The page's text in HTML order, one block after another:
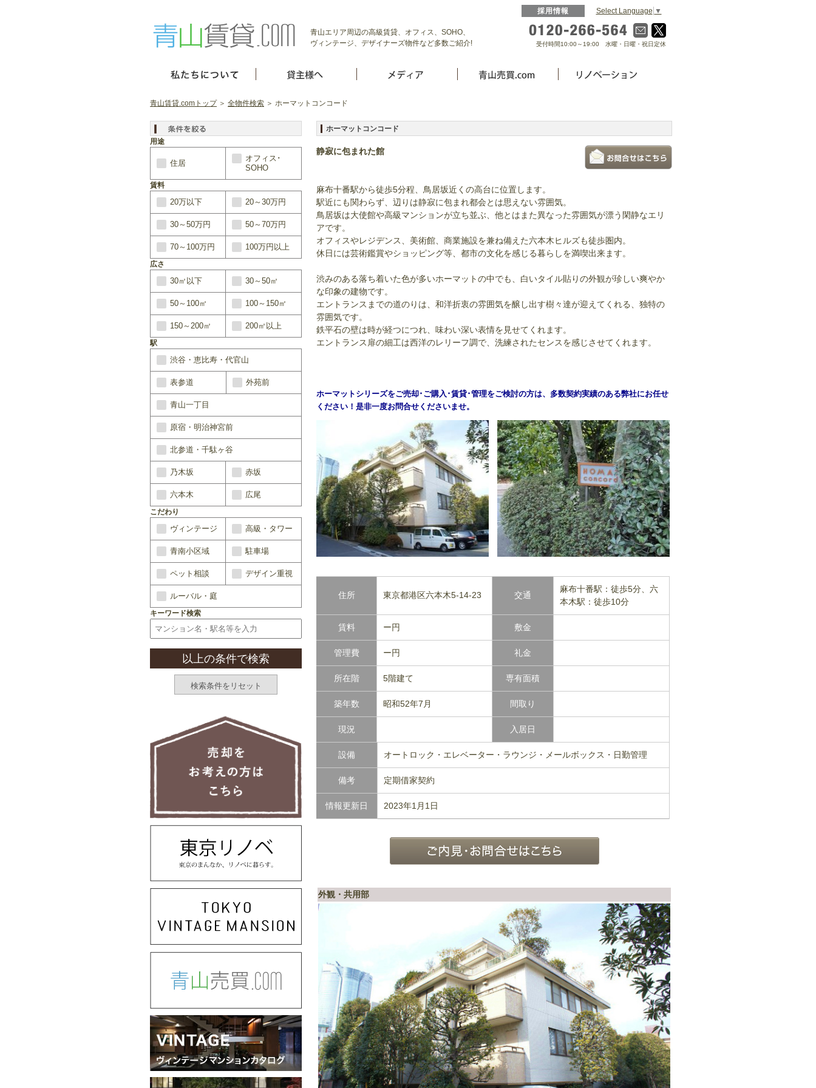
青山エリア周辺の高級賃貸、オフィス、SOHO、
ヴィンテージ、デザイナーズ物件など多数ご紹介!
採用情報 Select Language ▼
0120-266-564
受付時間10:00～19:00 水曜・日曜・祝日定休
青山賃貸.comトップ＞ 全物件検索 ＞ ホーマットコンコード
ホーマットコンコード
静寂に包まれた館
麻布十番駅から徒歩5分程、鳥居坂近くの高台に位置します。
駅近にも関わらず、辺りは静寂に包まれ都会とは思えない雰囲気。
鳥居坂は大使館や高級マンションが立ち並ぶ、他とはまた異なった雰囲気が漂う閑静なエリ
アです。
オフィスやレジデンス、美術館、商業施設を兼ね備えた六本木ヒルズも徒歩圏内。
休日には芸術鑑賞やショッピング等、都市の文化を感じる暮らしを満喫出来ます。
渋みのある落ち着いた色が多いホーマットの中でも、白いタイル貼りの外観が珍しい爽やか
な印象の建物です。
エントランスまでの道のりは、和洋折衷の雰囲気を醸し出す樹々達が迎えてくれる、独特の
雰囲気です。
鉄平石の壁は時が経つにつれ、味わい深い表情を見せてくれます。
エントランス扉の細工は西洋のレリーフ調で、洗練されたセンスを感じさせてくれます。
ホーマットシリーズをご売却･ご購入･賃貸･管理をご検討の方は、多数契約実績のある弊社にお任せ
ください！是非一度お問合せくださいませ。
住所 東京都港区六本木5-14-23 交通
麻布十番駅：徒歩5分、六
本木駅：徒歩10分
賃料 ー円 敷金
管理費 ー円 礼金
所在階 5階建て 専有面積
築年数 昭和52年7月 間取り
現況 入居日
設備 オートロック・エレベーター・ラウンジ・メールボックス・日勤管理
備考 定期借家契約
情報更新日 2023年1月1日
外観・共用部
用途
住居
オフィス･
SOHO
賃料
20万以下 20～30万円
30～50万円 50～70万円
70～100万円 100万円以上
広さ
30㎡以下 30～50㎡
50～100㎡ 100～150㎡
150～200㎡ 200㎡以上
駅
渋谷・恵比寿・代官山
表参道 外苑前
青山一丁目
原宿・明治神宮前
北参道・千駄ヶ谷
乃木坂 赤坂
六本木 広尾
こだわり
ヴィンテージ 高級・タワー
青南小区域 駐車場
ペット相談 デザイン重視
ルーバル・庭
キーワード検索